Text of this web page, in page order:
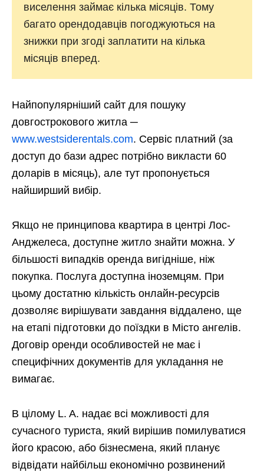
виселення займає кілька місяців. Тому
багато орендодавців погоджуються на
знижки при згоді заплатити на кілька
місяців вперед.
Найпопулярніший сайт для пошуку
довгострокового житла ─
www.westsiderentals.com. Сервіс платний (за
доступ до бази адрес потрібно викласти 60
доларів в місяць), але тут пропонується
найширший вибір.
Якщо не принципова квартира в центрі Лос-
Анджелеса, доступне житло знайти можна. У
більшості випадків оренда вигідніше, ніж
покупка. Послуга доступна іноземцям. При
цьому достатню кількість онлайн-ресурсів
дозволяє вирішувати завдання віддалено, ще
на етапі підготовки до поїздки в Місто ангелів.
Договір оренди особливостей не має і
специфічних документів для укладання не
вимагає.
В цілому L. A. надає всі можливості для
сучасного туриста, який вирішив помилуватися
його красою, або бізнесмена, який планує
відвідати найбільш економічно розвинений